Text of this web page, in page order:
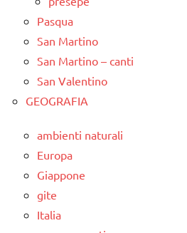
Pasqua
San Martino
San Martino – canti
San Valentino
GEOGRAFIA
ambienti naturali
Europa
Giappone
gite
Italia